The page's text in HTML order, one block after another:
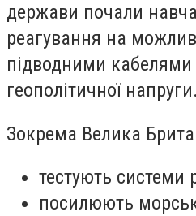
держави почали
реагування на
підводними кабелями
геополітичної напруги.
Зокрема Велика
тестують системи
посилюють